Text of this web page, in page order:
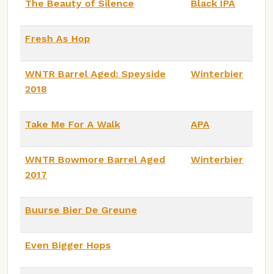
The Beauty of Silence Black IPA
Fresh As Hop
WNTR Barrel Aged: Speyside
2018
Winterbier
Take Me For A Walk APA
WNTR Bowmore Barrel Aged
2017
Winterbier
Buurse Bier De Greune
Even Bigger Hops